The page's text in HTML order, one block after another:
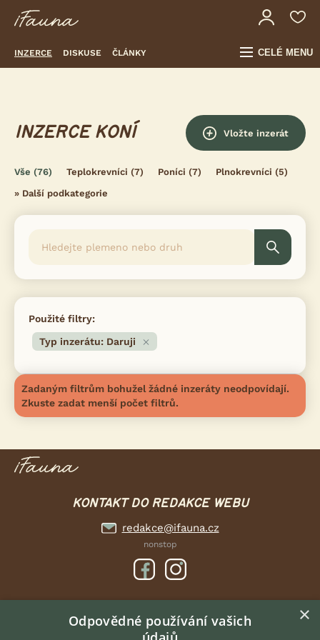
INZERCE DISKUSE ČLÁNKY CELÉ MENU
INZERCE KONÍ Vložte inzerát
Vše (76) Teplokrevníci (7) Poníci (7) Plnokrevníci (5)
» Další podkategorie
Použité filtry:
Typ inzerátu: Daruji
Zadaným filtrům bohužel žádné inzeráty neodpovídají.
Zkuste zadat menší počet filtrů.
KONTAKT DO REDAKCE WEBU
redakce@ifauna.cz
nonstop
DOMOVSKÁ STRÁNKA
INZERCE
×
Odpovědné používání vašich